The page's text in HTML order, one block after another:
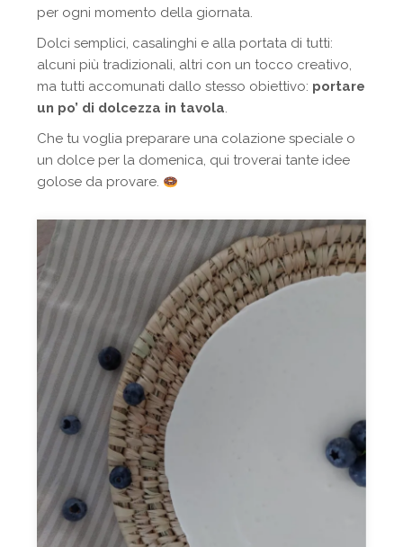
per ogni momento della giornata.
Dolci semplici, casalinghi e alla portata di tutti:
alcuni più tradizionali, altri con un tocco creativo,
ma tutti accomunati dallo stesso obiettivo: portare
un po’ di dolcezza in tavola.
Che tu voglia preparare una colazione speciale o
un dolce per la domenica, qui troverai tante idee
golose da provare.